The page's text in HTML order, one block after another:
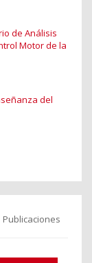
de Análisis
Motor de la
del
Publicaciones